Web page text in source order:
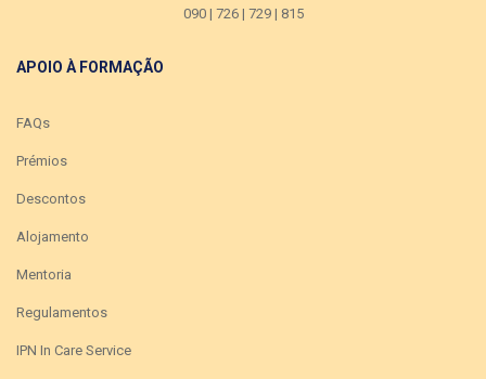
090 | 726 | 729 | 815
APOIO À FORMAÇÃO
FAQs
Prémios
Descontos
Alojamento
Mentoria
Regulamentos
IPN In Care Service